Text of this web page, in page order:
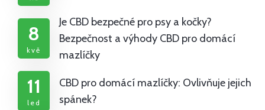
8
kvě
Je CBD bezpečné pro psy a kočky?
Bezpečnost a výhody CBD pro domácí
mazlíčky
11
led
CBD pro domácí mazlíčky: Ovlivňuje jejich
spánek?